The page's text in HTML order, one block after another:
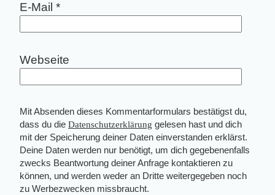
E-Mail *
Webseite
Mit Absenden dieses Kommentarformulars bestätigst du,
dass du die Datenschutzerklärung gelesen hast und dich
mit der Speicherung deiner Daten einverstanden erklärst.
Deine Daten werden nur benötigt, um dich gegebenenfalls
zwecks Beantwortung deiner Anfrage kontaktieren zu
können, und werden weder an Dritte weitergegeben noch
zu Werbezwecken missbraucht.